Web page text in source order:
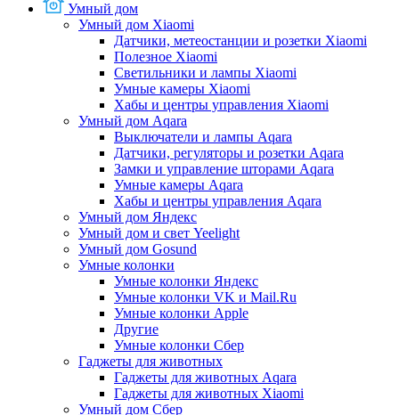
Умный дом
Умный дом Xiaomi
Датчики, метеостанции и розетки Xiaomi
Полезное Xiaomi
Светильники и лампы Xiaomi
Умные камеры Xiaomi
Хабы и центры управления Xiaomi
Умный дом Aqara
Выключатели и лампы Aqara
Датчики, регуляторы и розетки Aqara
Замки и управление шторами Aqara
Умные камеры Aqara
Хабы и центры управления Aqara
Умный дом Яндекс
Умный дом и свет Yeelight
Умный дом Gosund
Умные колонки
Умные колонки Яндекс
Умные колонки VK и Mail.Ru
Умные колонки Apple
Другие
Умные колонки Сбер
Гаджеты для животных
Гаджеты для животных Aqara
Гаджеты для животных Xiaomi
Умный дом Сбер